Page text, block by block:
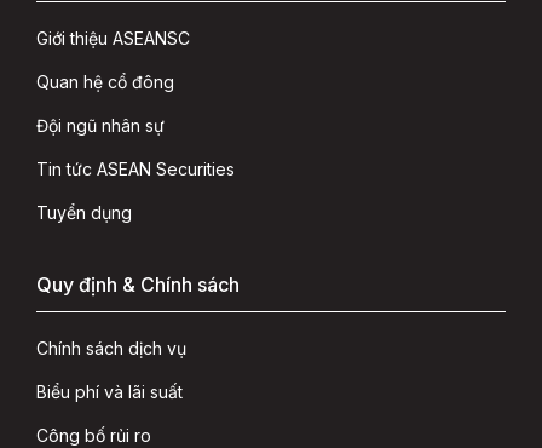
Giới thiệu ASEANSC
Quan hệ cổ đông
Đội ngũ nhân sự
Tin tức ASEAN Securities
Tuyển dụng
Quy định & Chính sách
Chính sách dịch vụ
Biểu phí và lãi suất
Công bố rủi ro